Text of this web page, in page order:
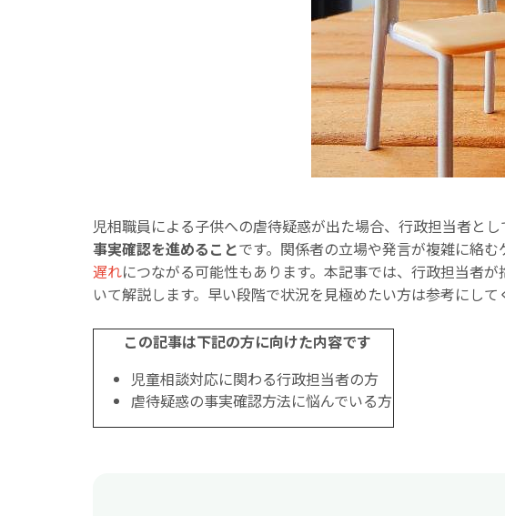
児相職員による子供への虐待疑惑が出た場合、行政担当者と
事実確認を進めることです。関係者の立場や発言が複雑に絡
遅れにつながる可能性もあります。本記事では、行政担当者が
いて解説します。早い段階で状況を見極めたい方は参考にして
この記事は下記の方に向けた内容です
児童相談対応に関わる行政担当者の方
虐待疑惑の事実確認方法に悩んでいる方